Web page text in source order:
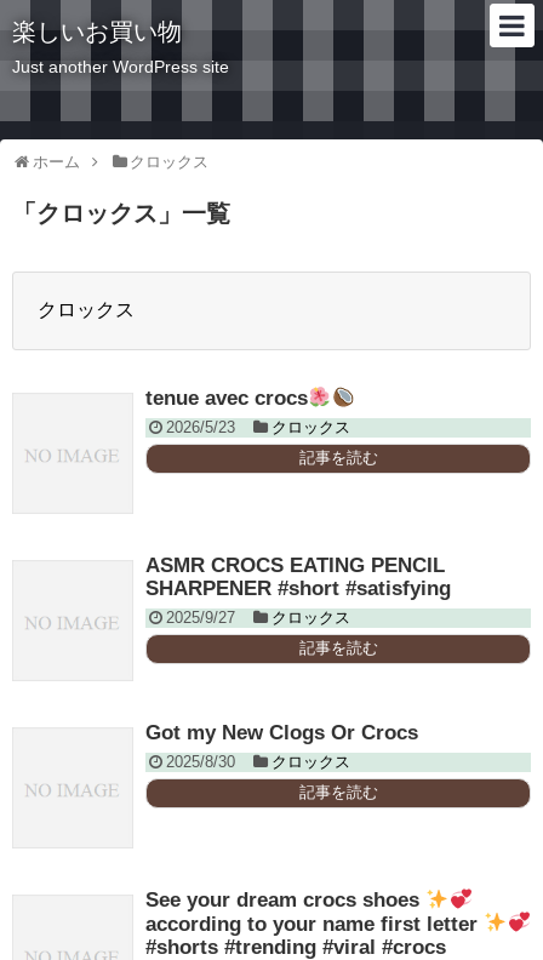
楽しいお買い物
Just another WordPress site
ホーム クロックス
「 クロックス 」 一覧
クロックス
tenue avec crocs
2026/5/23
クロックス
記事を読む
ASMR CROCS EATING PENCIL
SHARPENER #short #satisfying
2025/9/27
クロックス
記事を読む
Got my New Clogs Or Crocs
2025/8/30
クロックス
記事を読む
See your dream crocs shoes
according to your name first letter
#shorts #trending #viral #crocs